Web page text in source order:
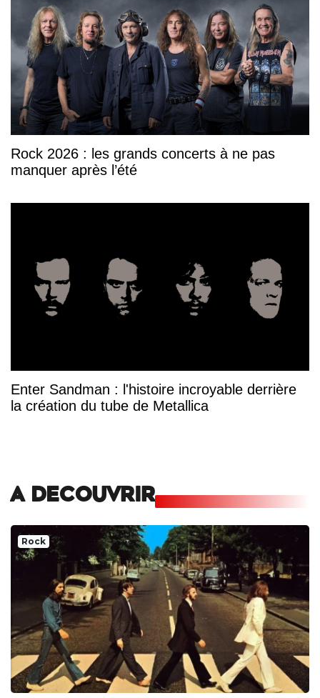
Rock 2026 : les grands concerts à ne pas
manquer après l’été
Enter Sandman : l'histoire incroyable derrière
la création du tube de Metallica
A DECOUVRIR
Rock